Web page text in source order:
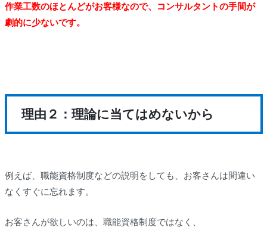
作業工数のほとんどがお客様なので、コンサルタントの手間が
劇的に少ないです。
理由２：理論に当てはめないから
例えば、職能資格制度などの説明をしても、お客さんは間違い
なくすぐに忘れます。
お客さんが欲しいのは、職能資格制度ではなく、